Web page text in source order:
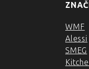
WMF
Alessi
SMEG